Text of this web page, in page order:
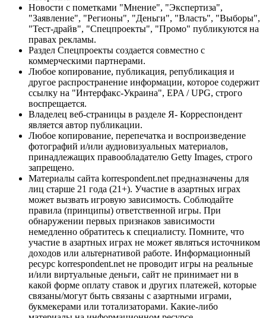
Новости с пометками "Мнение", "Экспертиза",
"Заявление", "Регионы", "Деньги", "Власть", "Выборы",
"Тест-драйв", "Спецпроекты", "Промо" публикуются на
правах рекламы.
Раздел Спецпроекты создается совместно с
коммерческими партнерами.
Любое копирование, публикация, републикация и
другое распространение информации, которое содержит
ссылку на "Интерфакс-Украина", EPA / UPG, строго
воспрещается.
Владелец веб-страницы в разделе Я- Корреспондент
является автор публикации.
Любое копирование, перепечатка и воспроизведение
фотографий и/или аудиовизуальных материалов,
принадлежащих правообладателю Getty Images, строго
запрещено.
Материалы сайта korrespondent.net предназначены для
лиц старше 21 года (21+). Участие в азартных играх
может вызвать игровую зависимость. Соблюдайте
правила (принципы) ответственной игры. При
обнаружении первых признаков зависимости
немедленно обратитесь к специалисту. Помните, что
участие в азартных играх не может являться источником
доходов или альтернативой работе. Информационный
ресурс korrespondent.net не проводит игры на реальные
и/или виртуальные деньги, сайт не принимает ни в
какой форме оплату ставок и других платежей, которые
связаны/могут быть связаны с азартными играми,
букмекерами или тотализаторами. Какие-либо